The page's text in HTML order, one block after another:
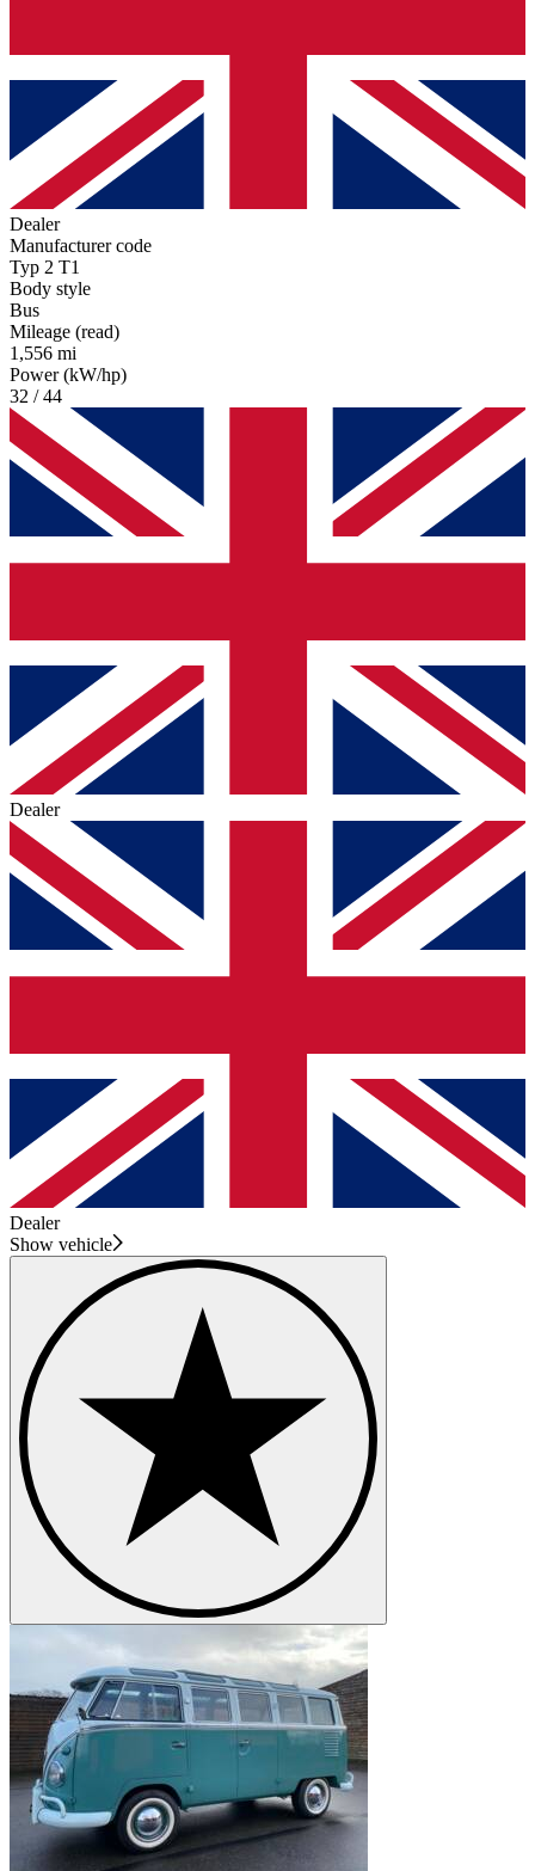
Dealer
Manufacturer code
Typ 2 T1
Body style
Bus
Mileage (read)
1,556 mi
Power (kW/hp)
32 / 44
Dealer
Dealer
Show vehicle